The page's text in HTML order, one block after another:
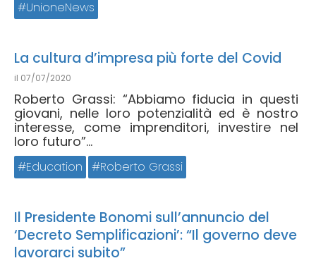
UnioneNews
La cultura d’impresa più forte del Covid
il 07/07/2020
Roberto Grassi: “Abbiamo fiducia in questi
giovani, nelle loro potenzialità ed è nostro
interesse, come imprenditori, investire nel
loro futuro”...
Education Roberto Grassi
Il Presidente Bonomi sull’annuncio del
‘Decreto Semplificazioni’: “Il governo deve
lavorarci subito”